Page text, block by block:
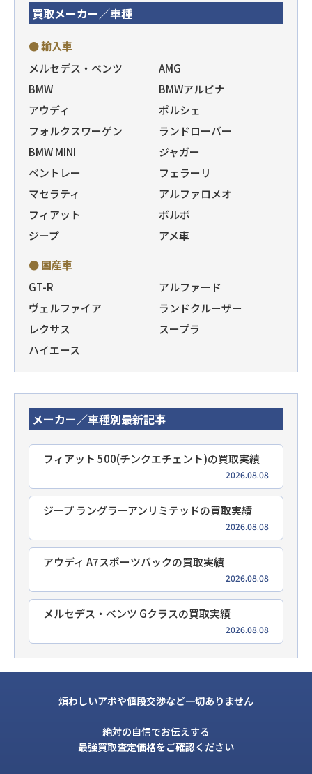
買取メーカー／車種
● 輸入車
メルセデス・ベンツ
AMG
BMW
BMWアルピナ
アウディ
ポルシェ
フォルクスワーゲン
ランドローバー
BMW MINI
ジャガー
ベントレー
フェラーリ
マセラティ
アルファロメオ
フィアット
ボルボ
ジープ
アメ車
● 国産車
GT-R
アルファード
ヴェルファイア
ランドクルーザー
レクサス
スープラ
ハイエース
メーカー／車種別最新記事
フィアット 500(チンクエチェント)の買取実績
2026.08.08
ジープ ラングラーアンリミテッドの買取実績
2026.08.08
アウディ A7スポーツバックの買取実績
2026.08.08
メルセデス・ベンツ Gクラスの買取実績
2026.08.08
煩わしいアポや値段交渉など一切ありません
絶対の自信でお伝えする
最強買取査定価格をご確認ください